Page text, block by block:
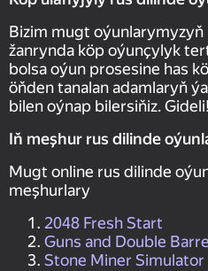
Bizim mugt
žanrynda köp oýunçylyk
bolsa oýun prosesine has
öňden tanalan adamlaryň
bilen oýnap bilersiňiz. Gideli!
Iň meşhur rus dilinde
Mugt online rus dilinde
meşhurlary
2048 Fresh Start
Guns and Double
Stone Miner Simulator